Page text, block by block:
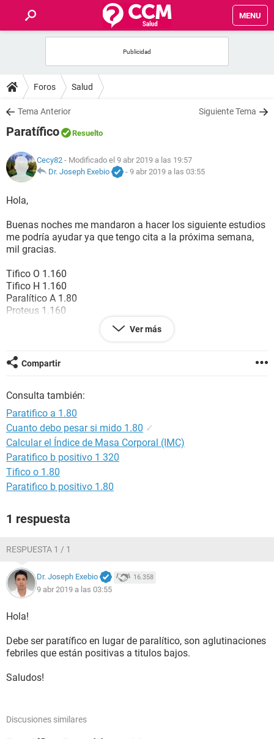
MENU
FOROS
SALUD
NUTRICIÓN
BIENESTAR
SEXUALIDAD
Foros Salud
Tema Anterior Siguiente Tema
Paratífico Resuelto
Cecy82 - Modificado el 9 abr 2019 a las 19:57
Dr. Joseph Exebio
- 9 abr 2019 a las 03:55
Hola,
Buenas noches me mandaron a hacer los siguiente estudios
me podría ayudar ya que tengo cita a la próxima semana,
mil gracias.
Tifico O 1.160
Tifico H 1.160
Paralítico A 1.80
Proteus 1.160
Ver más
Compartir
Consulta también:
Paratifico a 1.80
Cuanto debo pesar si mido 1.80 ✓
Calcular el Índice de Masa Corporal (IMC)
Paratifico b positivo 1 320
Tifico o 1.80
Paratifico b positivo 1.80
1 respuesta
RESPUESTA 1 / 1
Dr. Joseph Exebio 16.358
9 abr 2019 a las 03:55
Hola!
Debe ser paratífico en lugar de paralítico, son aglutinaciones
febriles que están positivas a titulos bajos.
Saludos!
Discusiones similares